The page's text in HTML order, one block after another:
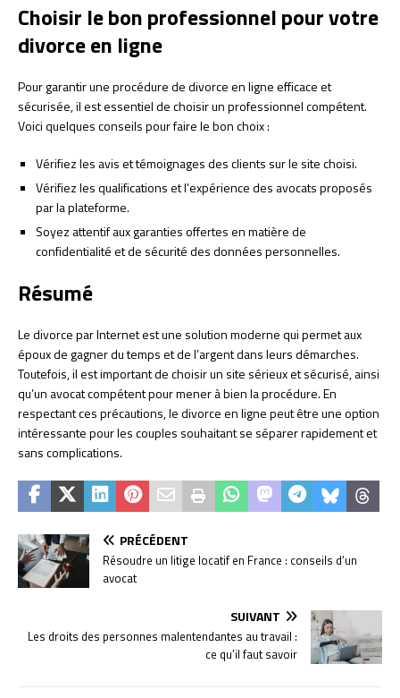
Choisir le bon professionnel pour votre
divorce en ligne
Pour garantir une procédure de divorce en ligne efficace et
sécurisée, il est essentiel de choisir un professionnel compétent.
Voici quelques conseils pour faire le bon choix :
Vérifiez les avis et témoignages des clients sur le site choisi.
Vérifiez les qualifications et l’expérience des avocats proposés
par la plateforme.
Soyez attentif aux garanties offertes en matière de
confidentialité et de sécurité des données personnelles.
Résumé
Le divorce par Internet est une solution moderne qui permet aux
époux de gagner du temps et de l’argent dans leurs démarches.
Toutefois, il est important de choisir un site sérieux et sécurisé, ainsi
qu’un avocat compétent pour mener à bien la procédure. En
respectant ces précautions, le divorce en ligne peut être une option
intéressante pour les couples souhaitant se séparer rapidement et
sans complications.
PRÉCÉDENT
Résoudre un litige locatif en France : conseils d’un
avocat
SUIVANT
Les droits des personnes malentendantes au travail :
ce qu’il faut savoir